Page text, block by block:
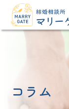
コラム